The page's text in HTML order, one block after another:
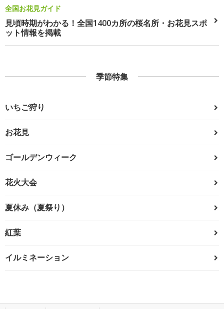
全国お花見ガイド
見頃時期がわかる！全国1400カ所の桜名所・お花見スポ
ット情報を掲載
季節特集
いちご狩り
お花見
ゴールデンウィーク
花火大会
夏休み（夏祭り）
紅葉
イルミネーション